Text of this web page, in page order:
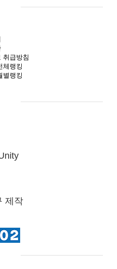
취급방침
체랭킹
별랭킹
제작